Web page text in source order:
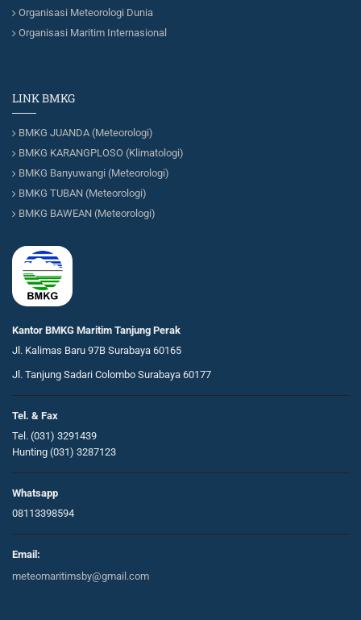
Organisasi Meteorologi Dunia
Organisasi Maritim Internasional
LINK BMKG
BMKG JUANDA (Meteorologi)
BMKG KARANGPLOSO (Klimatologi)
BMKG Banyuwangi (Meteorologi)
BMKG TUBAN (Meteorologi)
BMKG BAWEAN (Meteorologi)
Kantor BMKG Maritim Tanjung Perak
Jl. Kalimas Baru 97B Surabaya 60165
Jl. Tanjung Sadari Colombo Surabaya 60177
Tel. & Fax
Tel. (031) 3291439
Hunting (031) 3287123
Whatsapp
08113398594
Email:
meteomaritimsby@gmail.com